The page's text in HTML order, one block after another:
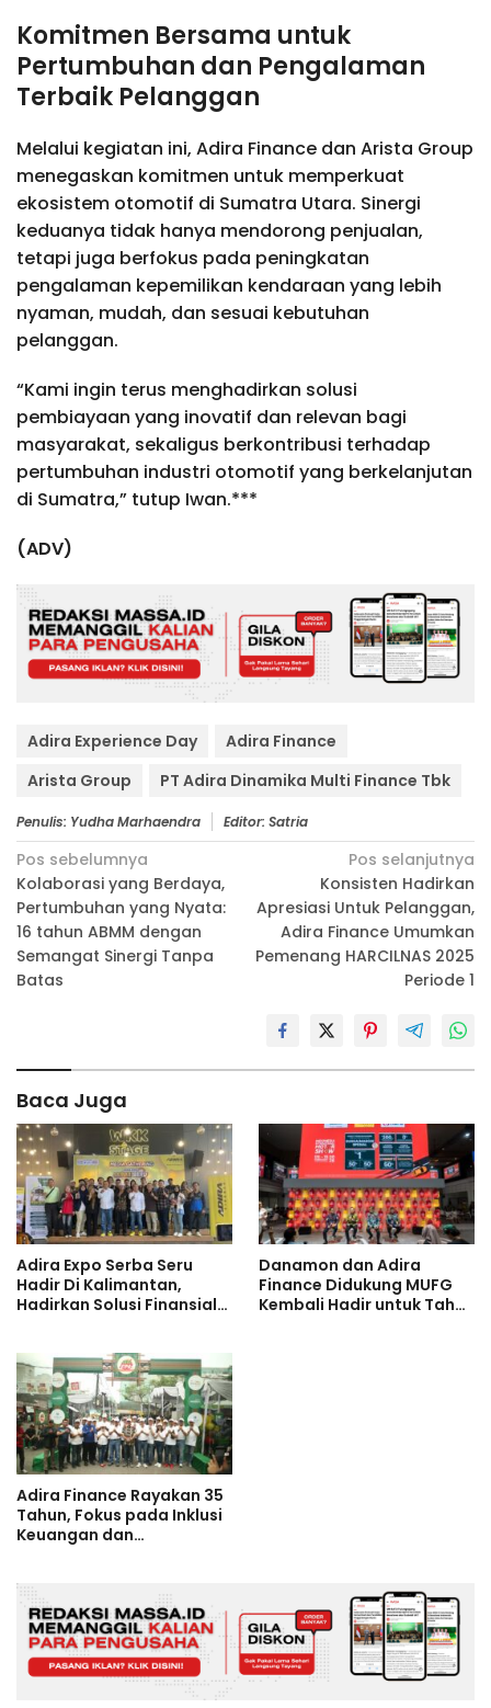
Komitmen Bersama untuk
Pertumbuhan dan Pengalaman
Terbaik Pelanggan
Melalui kegiatan ini, Adira Finance dan Arista Group
menegaskan komitmen untuk memperkuat
ekosistem otomotif di Sumatra Utara. Sinergi
keduanya tidak hanya mendorong penjualan,
tetapi juga berfokus pada peningkatan
pengalaman kepemilikan kendaraan yang lebih
nyaman, mudah, dan sesuai kebutuhan
pelanggan.
“Kami ingin terus menghadirkan solusi
pembiayaan yang inovatif dan relevan bagi
masyarakat, sekaligus berkontribusi terhadap
pertumbuhan industri otomotif yang berkelanjutan
di Sumatra,” tutup Iwan.***
(ADV)
Adira Experience Day
Adira Finance
Arista Group
PT Adira Dinamika Multi Finance Tbk
Penulis: Yudha Marhaendra Editor: Satria
Navigasi
pos
Pos sebelumnya
Kolaborasi yang Berdaya,
Pertumbuhan yang Nyata:
16 tahun ABMM dengan
Semangat Sinergi Tanpa
Batas
Pos selanjutnya
Konsisten Hadirkan
Apresiasi Untuk Pelanggan,
Adira Finance Umumkan
Pemenang HARCILNAS 2025
Periode 1
Baca Juga
Adira Expo Serba Seru
Hadir Di Kalimantan,
Hadirkan Solusi Finansial
Danamon dan Adira
Finance Didukung MUFG
Kembali Hadir untuk Tahun
Adira Finance Rayakan 35
Tahun, Fokus pada Inklusi
Keuangan dan